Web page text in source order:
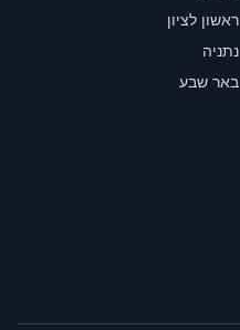
ראשון לציון
נתניה
באר שבע